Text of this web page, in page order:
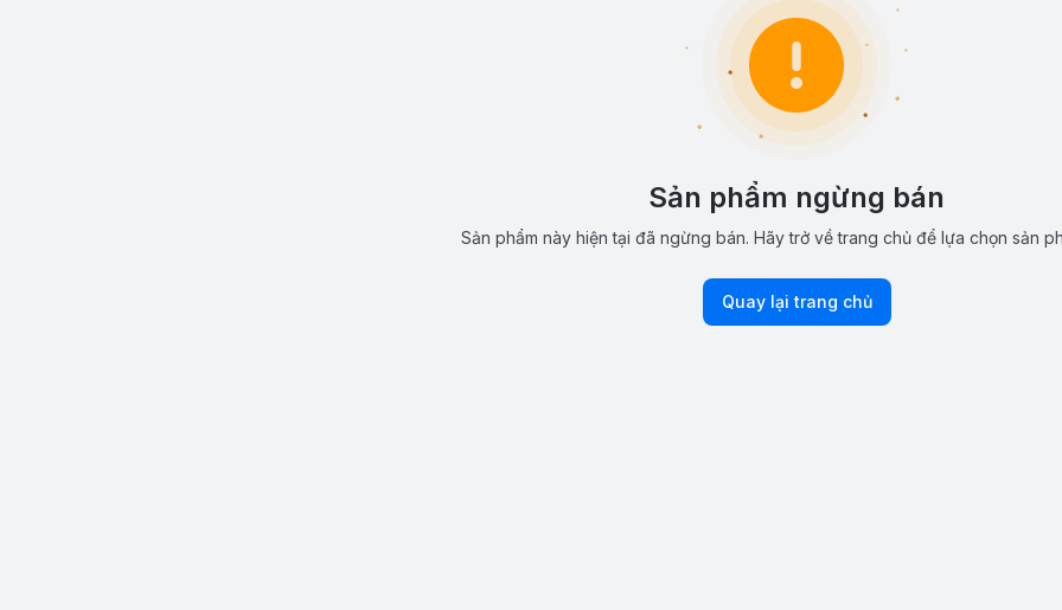
Sản phẩm ngừng bán
Sản phẩm này hiện tại đã ngừng bán. Hãy trở về trang chủ để lựa chọn sản
Quay lại trang chủ